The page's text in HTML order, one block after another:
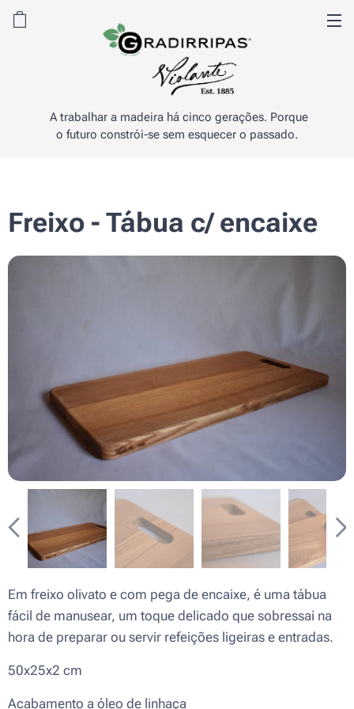
A trabalhar a madeira há cinco gerações. Porque
o futuro constrói-se sem esquecer o passado.
Freixo - Tábua c/ encaixe
Em freixo olivato e com pega de encaixe, é uma tábua
fácil de manusear, um toque delicado que sobressai na
hora de preparar ou servir refeições ligeiras e entradas.
50x25x2 cm
Acabamento a óleo de linhaça